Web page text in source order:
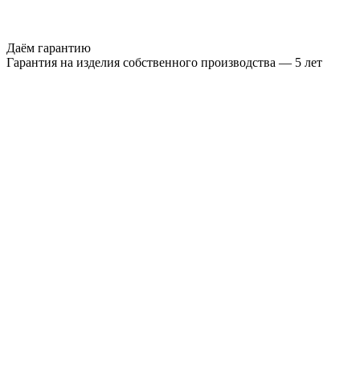
Даём гарантию
Гарантия на изделия собственного производства — 5 лет